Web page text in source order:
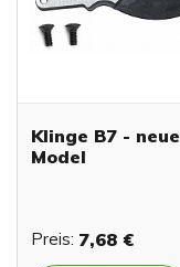
Klinge B7 - neue
Model
Preis: 7,68 €